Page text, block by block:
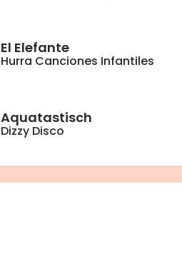
El Elefante
Hurra Canciones Infantiles
Aquatastisch
Dizzy Disco